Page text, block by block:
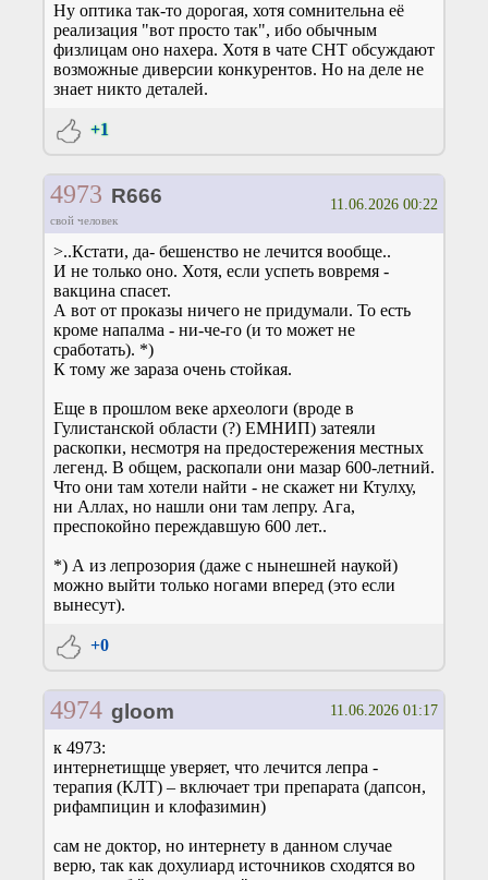
Ну оптика так-то дорогая, хотя сомнительна её
реализация "вот просто так", ибо обычным
физлицам оно нахера. Хотя в чате СНТ обсуждают
возможные диверсии конкурентов. Но на деле не
знает никто деталей.
+1
4973 R666
свой человек
11.06.2026 00:22
>..Кстати, да- бешенство не лечится вообще..
И не только оно. Хотя, если успеть вовремя -
вакцина спасет.
А вот от проказы ничего не придумали. То есть
кроме напалма - ни-че-го (и то может не
сработать). *)
К тому же зараза очень стойкая.
Еще в прошлом веке археологи (вроде в
Гулистанской области (?) ЕМНИП) затеяли
раскопки, несмотря на предостережения местных
легенд. В общем, раскопали они мазар 600-летний.
Что они там хотели найти - не скажет ни Ктулху,
ни Аллах, но нашли они там лепру. Ага,
преспокойно переждавшую 600 лет..
*) А из лепрозория (даже с нынешней наукой)
можно выйти только ногами вперед (это если
вынесут).
+0
4974 gloom 11.06.2026 01:17
к 4973:
интернетищще уверяет, что лечится лепра -
терапия (КЛТ) – включает три препарата (дапсон,
рифампицин и клофазимин)
сам не доктор, но интернету в данном случае
верю, так как дохулиард источников сходятся во